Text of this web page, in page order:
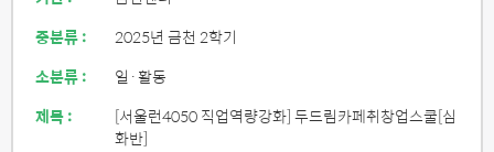
중분류 :
2025년 금천 2학기
소분류 :
일·활동
제목 :
[서울런4050 직업역량강화] 두드림카페취창업스쿨[심
화반]